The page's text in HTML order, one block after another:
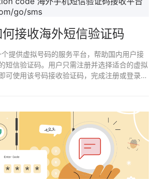
接收海外短信验证码
提供虚拟号码的服务平台，帮助国内用户接
短信验证码。用户只需注册并选择适合的虚拟
可使用该号码接收验证码，完成注册或登录操